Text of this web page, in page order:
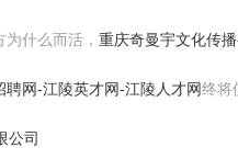
什么而活， 重庆奇曼宇文化传
聘网-江陵英才网-江陵人才网终将
公司